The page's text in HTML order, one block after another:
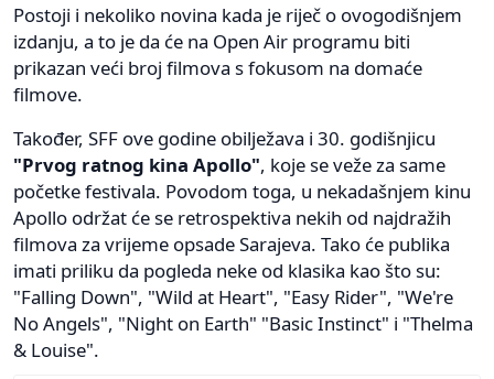
Postoji i nekoliko novina kada je riječ o ovogodišnjem
izdanju, a to je da će na Open Air programu biti
prikazan veći broj filmova s fokusom na domaće
filmove.
Također, SFF ove godine obilježava i 30. godišnjicu
"Prvog ratnog kina Apollo", koje se veže za same
početke festivala. Povodom toga, u nekadašnjem kinu
Apollo održat će se retrospektiva nekih od najdražih
filmova za vrijeme opsade Sarajeva. Tako će publika
imati priliku da pogleda neke od klasika kao što su:
"Falling Down", "Wild at Heart", "Easy Rider", "We're
No Angels", "Night on Earth" "Basic Instinct" i "Thelma
& Louise".